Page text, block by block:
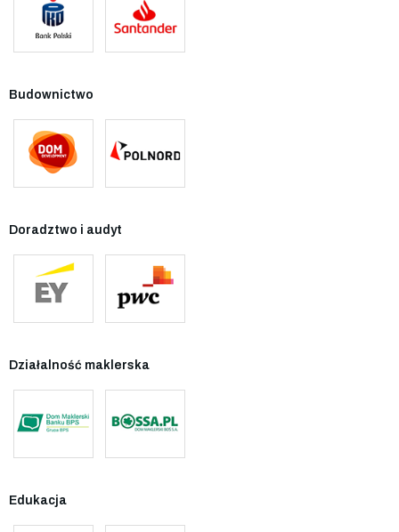
Budownictwo
Doradztwo i audyt
Działalność maklerska
Edukacja